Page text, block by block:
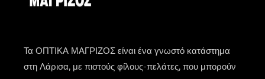
Τα ΟΠΤΙΚΑ ΜΑΓΡΙΖΟΣ είναι ένα γνωστό κατάστημα
στη Λάρισα, με πιστούς φίλους-πελάτες, που μπορούν